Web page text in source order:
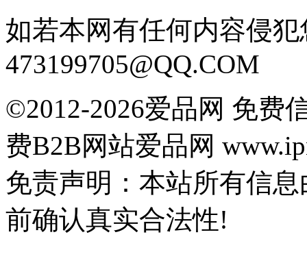
如若本网有任何内容侵
473199705@QQ.COM
©2012-2026爱品网 免费
费B2B网站爱品网
免责声明：本站所有信
前确认真实合法性!